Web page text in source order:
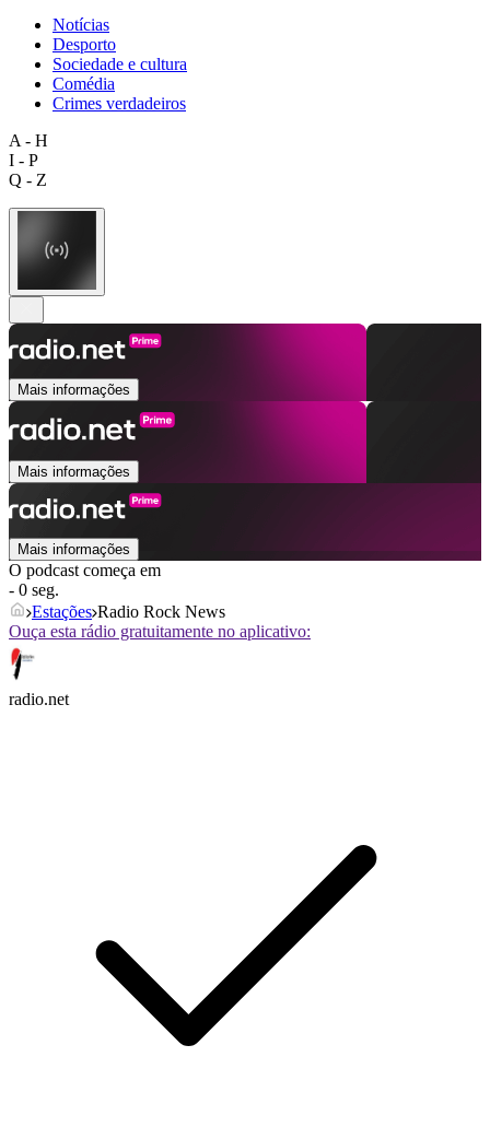
Notícias
Desporto
Sociedade e cultura
Comédia
Crimes verdadeiros
A - H
I - P
Q - Z
Mais informações
Mais informações
Mais informações
O podcast começa em
- 0 seg.
Estações Radio Rock News
Ouça esta rádio gratuitamente no aplicativo:
radio.net